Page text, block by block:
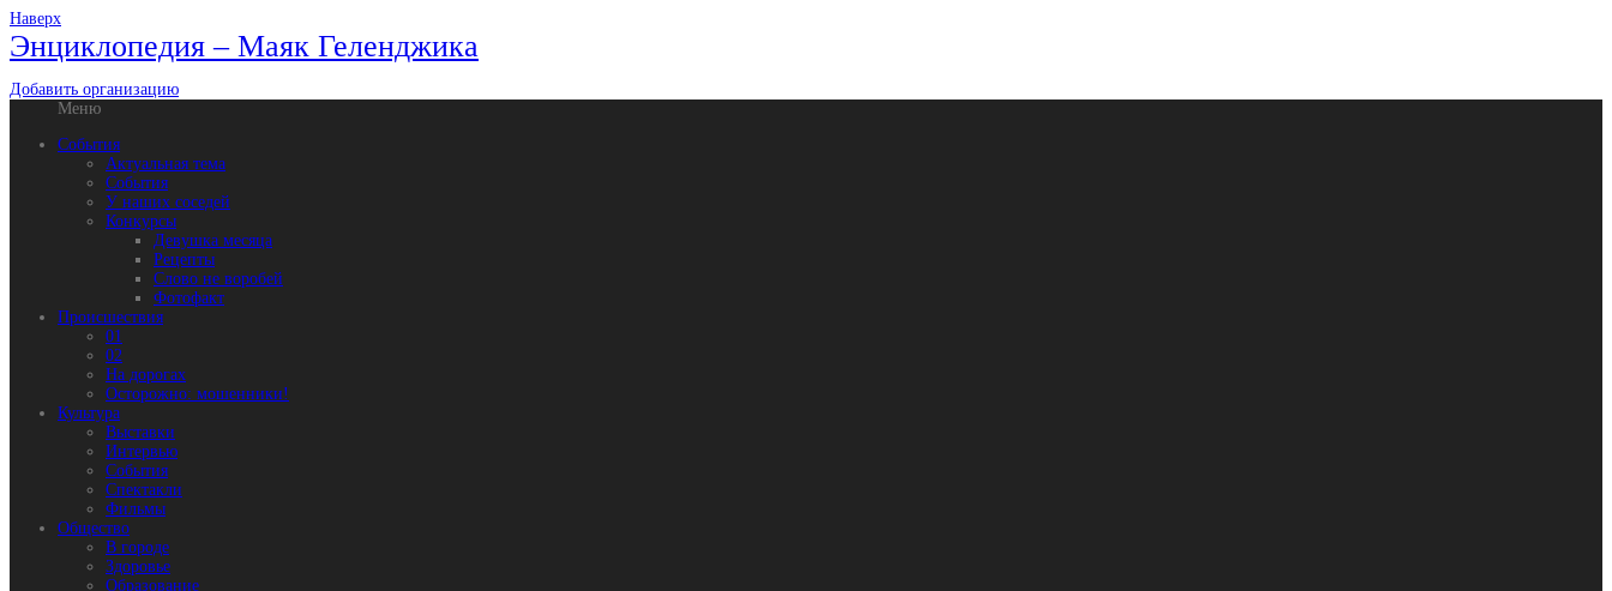
Наверх
Энциклопедия – Маяк Геленджика
Добавить организацию
Меню
События
Актуальная тема
События
У наших соседей
Конкурсы
Девушка месяца
Рецепты
Слово не воробей
Фотофакт
Происшествия
01
02
На дорогах
Осторожно: мошенники!
Культура
Выставки
Интервью
События
Спектакли
Фильмы
Общество
В городе
Здоровье
Образование